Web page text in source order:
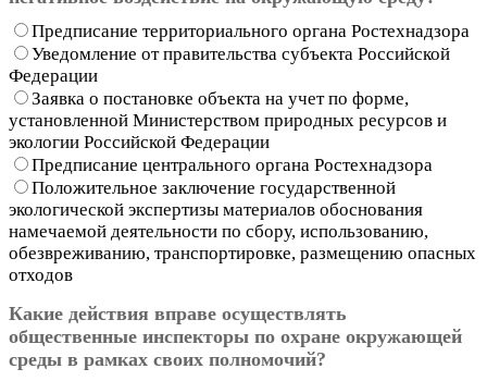
Предписание территориального органа Ростехнадзора
Уведомление от правительства субъекта Российской
Федерации
Заявка о постановке объекта на учет по форме,
установленной Министерством природных ресурсов и
экологии Российской Федерации
Предписание центрального органа Ростехнадзора
Положительное заключение государственной
экологической экспертизы материалов обоснования
намечаемой деятельности по сбору, использованию,
обезвреживанию, транспортировке, размещению опасных
отходов
Какие действия вправе осуществлять
общественные инспекторы по охране окружающей
среды в рамках своих полномочий?